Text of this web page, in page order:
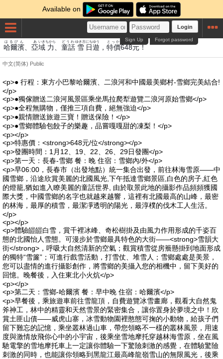
Available on
Login
Forgot password
Sign Up
哈爾濱
はるびん
亞
あ
域
いき
力
ちから
童話
どうわ
雪
ゆき古
日
にち
遊
ゆう
， 特價
とっか
648元
もと
！
中文(简体) Public
<p>● 行程：東方小巴黎哈爾濱、二浪河和中國最美鄉村-雪鄉完美結合!
</p>
<p>●獨傢贈送二浪河風景區乘坐馬拉爬犁遊覽二浪河原始雪鄉</p>
<p>●全程無購物，僅推三項自費，絕無強迫</p>
<p>●親情贈送旅遊三寶！贈送保險！</p>
<p>●雪鄉體驗包餃子的樂趣，品嘗嘎嘎甜的凍梨！</p>
<p></p>
<p>特惠價：<strong>648元/位</strong></p>
<p>發團時間：1月12、19、22、26、29日發團</p>
<p>第一天：長春-雪鄉 餐：晚 住宿：雪鄉內/外</p>
<p>早06:00，長春市（出發地點）統一集合出發，前往林海雪原——中
國雪鄉，沿途欣賞美麗的北國風光,下午抵達雪鄉景區,白色的房子,紅色
的燈籠,猶如進入瞭美麗的童話世界, 由於取景此地的攝影作品頻頻獲國
際大獎，中國雪鄉的名字也就越來越響，這裡有北國最高的山峰，最密
的林海，最厚的積雪，最潔凈透明的陽光，最淳樸的伐木工人生活。
</p>
<p></p>
<p>體驗皚皚白雪，賞千裡冰峰、奇松樹掛及由風力作用形成的千姿百
態的北國怡人雪態。可漫步於雪鄉最具特色的大街——<strong>雪韻大
街</strong>，呼吸大自然清新的空氣；觀賞積雪從房簷懸掛到地面形成
的獨特“雪簾”；可進行戲雪活動，打雪仗、堆雪人；雪鄉處處是美景，
您可以盡情的進行攝影創作，將雪鄉的美攝入您的相機中，留下美好的
回憶。晚餐後，入住東北小火炕</p>
<p></p>
<p>第二天：雪鄉-哈爾濱 餐：早中晚 住宿：哈爾濱</p>
<p>早餐後，乘旅遊車前往雪龍頂，自費遊覽冰雪畫廊，觀看大自然鬼
斧神工，林中的精靈和天然雪景的緊密集合，讓你置身於夢境之中！欣
賞土匪山債——威虎山寨，冰雪動物園裡憨態可掬的小動物，給孩子們
留下難忘的記憶，乘坐叢林過山車，帶您領略不一樣的叢林風景，用速
度與激情放飛你心中的小宇宙，後乘坐雪地摩托穿越林海雪原，坐在風
馳電擎的雪地摩托車上一定讓你體驗一下驚險刺激的感覺，在體驗驚險
刺激的同時，也能讓你領略到黑龍江最高峰龍嶺雪山的無限風光，後乘